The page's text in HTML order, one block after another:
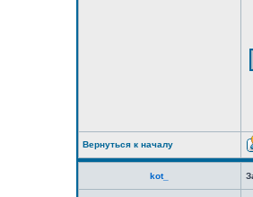
Вернуться к началу
kot_